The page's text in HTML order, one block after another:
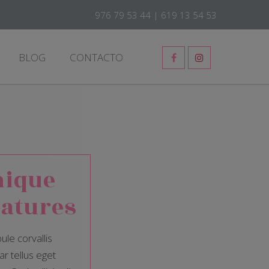
976 79 53 44 | 619 13 54 53
BLOG CONTACTO
corvallis
tellus eget